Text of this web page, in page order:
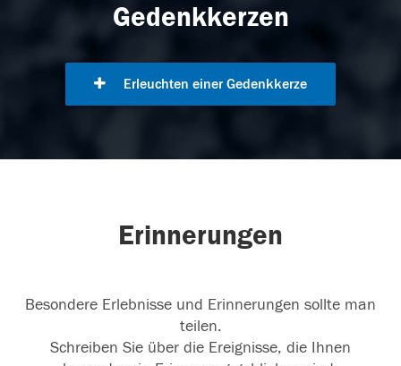
Gedenkkerzen
Erleuchten einer Gedenkkerze
Erinnerungen
Besondere Erlebnisse und Erinnerungen sollte man
teilen.
Schreiben Sie über die Ereignisse, die Ihnen